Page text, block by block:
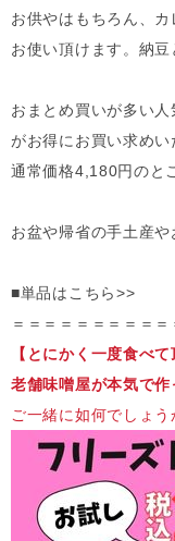
お供やはもちろん、
お使い頂けます。納豆
おまとめ買いが多い
がお得にお買い求めい
通常価格4,180円のと
お盆や帰省の手土産や
■単品はこちら>>
＝＝＝＝＝＝＝＝＝＝
【とにかく一度食べ
老舗味噌屋が本気で
ご一緒に如何でしょう